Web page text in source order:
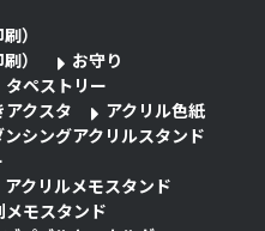
）
）
お守り
タペストリー
クスタ
アクリル色紙
ンシングアクリルスタンド
アクリルメモスタンド
メモスタンド